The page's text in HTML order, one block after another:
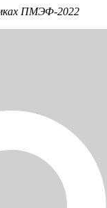
ПМЭФ-2022